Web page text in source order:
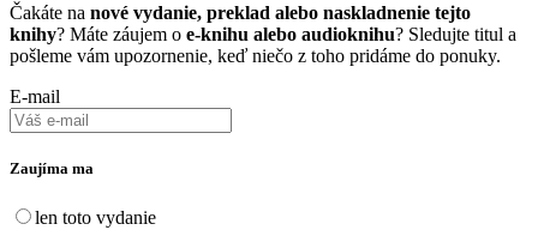
Čakáte na nové vydanie, preklad alebo naskladnenie tejto
knihy? Máte záujem o e-knihu alebo audioknihu? Sledujte titul a
pošleme vám upozornenie, keď niečo z toho pridáme do ponuky.
E-mail
Zaujíma ma
len toto vydanie